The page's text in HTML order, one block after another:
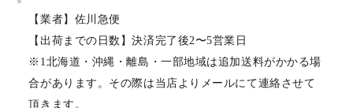
【業者】佐川急便
【出荷までの日数】決済完了後2〜5営業日
※1北海道・沖縄・離島・一部地域は追加送料がかかる場
合があります。その際は当店よりメールにて連絡させて
頂きます。